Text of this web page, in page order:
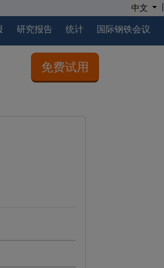
中文 |
研究报告 统计 国际钢铁会议
免费试用